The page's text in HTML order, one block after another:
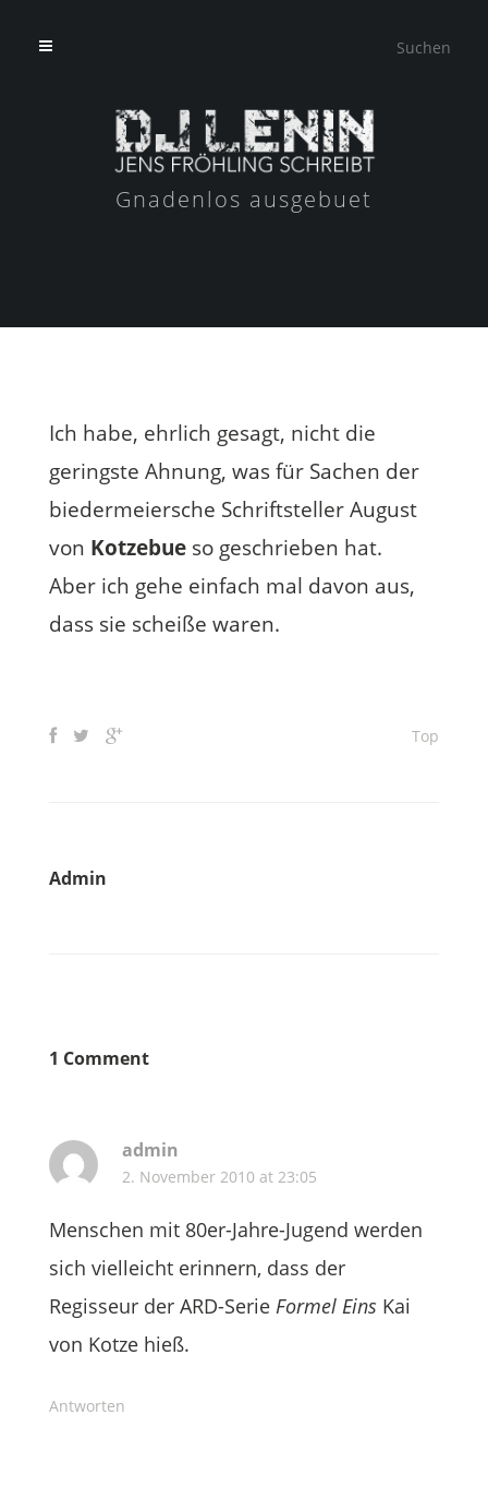
Gnadenlos ausgebuet
Ich habe, ehrlich gesagt, nicht die
geringste Ahnung, was für Sachen der
biedermeiersche Schriftsteller August
von Kotzebueso geschrieben hat.
Aber ich gehe einfach mal davon aus,
dass sie scheiße waren.
Top
Admin
1 Comment
admin
2. November 2010 at 23:05
Menschen mit 80er-Jahre-Jugend werden
sich vielleicht erinnern, dass der
Regisseur der ARD-Serie Formel EinsKai
von Kotze hieß.
Antworten